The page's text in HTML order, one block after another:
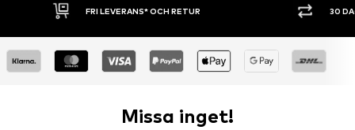
30 DAGARS ÖPPET KÖP SHOPPA
Missa inget!